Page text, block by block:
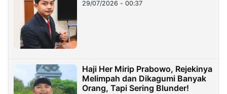
29/07/2026 - 00:37
Haji Her Mirip Prabowo, Rejekinya
Melimpah dan Dikagumi Banyak
Orang, Tapi Sering Blunder!